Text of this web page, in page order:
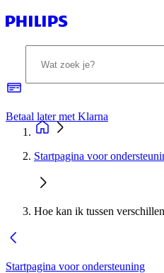
Betaal later met Klarna
Startpagina voor
Hoe kan ik tussen
Startpagina voor ondersteuning